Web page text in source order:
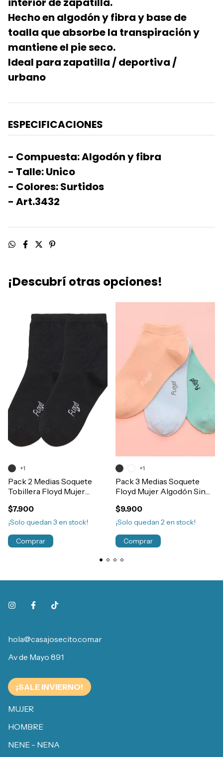
Hecho en algodón y fibra y base de
toalla que absorbe la transpiración y
mantiene el pie seco.
Ideal para zapatilla / deportiva /
urbano
ESPECIFICACIONES
- Compuesta: Algodón y fibra
- Talle: Unico
- Colores: Surtidos
- Art.3432
¡Descubrí otras opciones!
Pack 2 Medias Soquete
Tobillera Floyd Mujer
$7.900
¡Solo quedan 3 en stock!
+1
Comprar
Pack 3 Medias Soquete
Floyd Mujer Algodón Sin
$9.900
¡Solo quedan 2en stock!
+1
Comprar
hola@casajosecito.com.ar
Av de Mayo 891
¡SALE INVIERNO!
MUJER
HOMBRE
NENE - NENA